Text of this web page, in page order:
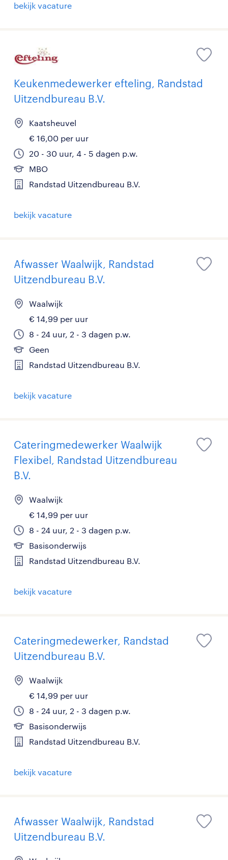
bekijk vacature
Keukenmedewerker efteling, Randstad
Uitzendbureau B.V.
Kaatsheuvel
€ 16,00 per uur
20 - 30 uur, 4 - 5 dagen p.w.
MBO
Randstad Uitzendbureau B.V.
bekijk vacature
Afwasser Waalwijk, Randstad
Uitzendbureau B.V.
Waalwijk
€ 14,99 per uur
8 - 24 uur, 2 - 3 dagen p.w.
Geen
Randstad Uitzendbureau B.V.
bekijk vacature
Cateringmedewerker Waalwijk
Flexibel, Randstad Uitzendbureau
B.V.
Waalwijk
€ 14,99 per uur
8 - 24 uur, 2 - 3 dagen p.w.
Basisonderwijs
Randstad Uitzendbureau B.V.
bekijk vacature
Cateringmedewerker, Randstad
Uitzendbureau B.V.
Waalwijk
€ 14,99 per uur
8 - 24 uur, 2 - 3 dagen p.w.
Basisonderwijs
Randstad Uitzendbureau B.V.
bekijk vacature
Afwasser Waalwijk, Randstad
Uitzendbureau B.V.